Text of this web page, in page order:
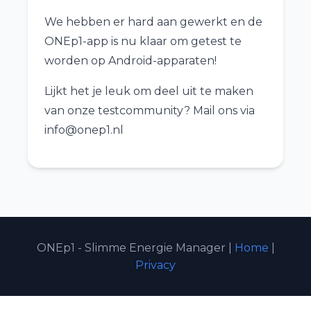
We hebben er hard aan gewerkt en de
ONEp1-app is nu klaar om getest te
worden op Android-apparaten!
Lijkt het je leuk om deel uit te maken
van onze testcommunity? Mail ons via
info@onep1.nl
ONEp1 - Slimme Energie Manager | Home
Privacy